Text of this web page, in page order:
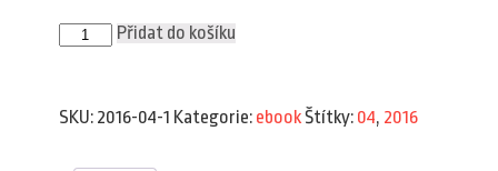
Plav
4/2016
Přidat do košíku
SKU: 2016-04-1 Kategorie: ebookŠtítky: 04, 2016